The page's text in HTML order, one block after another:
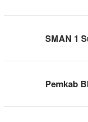
SMAN 1
Pemkab